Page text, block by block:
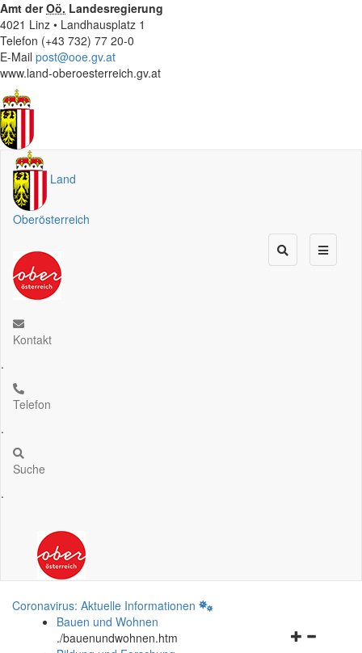
Amt derOö. Landesregierung
4021 Linz • Landhausplatz 1
Telefon (+43 732) 77 20-0
E-Mail post@ooe.gv.at
www.land-oberoesterreich.gv.at
Land
Oberösterreich
Kontakt
.
Telefon
.
Suche
.
Coronavirus: Aktuelle Informationen
Bauen und Wohnen
./bauenundwohnen.htm